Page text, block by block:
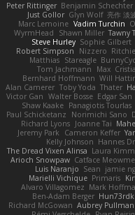
Peter Rittinger Benjamin Schechter
Just Gollor Glyn Wolf 亮作 淡
Marc Lemoine Vadim Turchin
WyrmHead
Shawn Miller Tawny
Steve Hurley Sophie Gilbert
Robert Simpson
Nizzero
Matthias Stareagle
Tom Jachmann
Max
Bernhard Hoffmann Will
Alan Camerer Toby Yoda Thater
Victor Gan Walter Bosse Edgar San
Shaw Kaake Panagiotis Tourlas
Paul Schicketanz
Norimichi Sano
Richard Lyons Joanne Tai
Jeremy Park
Cameron Keffer
Kelly Johnson Hannes
The Dread Vixen Alinsa Laura
Arioch Snowpaw Catface
Luis Naranjo Sean jamie
Marielli Vichique Primaris
Alvaro Villagomez Mark
Ben-Adam Berger Hun73rdk
Richard McGowan Aubrey Pullman